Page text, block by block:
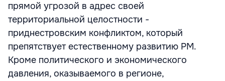
прямой угрозой в адрес своей
территориальной целостности -
приднестровским конфликтом, который
препятствует естественному развитию РМ.
Кроме политического и экономического
давления, оказываемого в регионе,